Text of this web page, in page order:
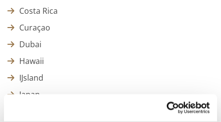
Costa Rica
Curaçao
Dubai
Hawaii
IJsland
Japan